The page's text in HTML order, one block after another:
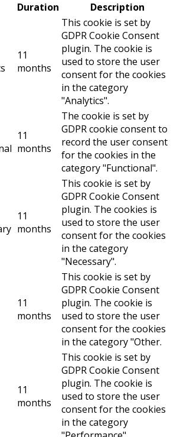
Duration Description
11
months
This cookie is set by
GDPR Cookie Consent
plugin. The cookie is
used to store the user
consent for the cookies
in the category
"Analytics".
11
months
The cookie is set by
GDPR cookie consent to
record the user consent
for the cookies in the
category "Functional".
11
months
This cookie is set by
GDPR Cookie Consent
plugin. The cookies is
used to store the user
consent for the cookies
in the category
"Necessary".
11
months
This cookie is set by
GDPR Cookie Consent
plugin. The cookie is
used to store the user
consent for the cookies
in the category "Other.
11
months
This cookie is set by
GDPR Cookie Consent
plugin. The cookie is
used to store the user
consent for the cookies
in the category